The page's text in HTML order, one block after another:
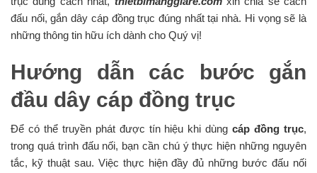
đấu nối, gắn dây cáp đồng trục đúng nhất tại nhà. Hi vọng sẽ là
những thông tin hữu ích dành cho Quý vị!
Hướng dẫn các bước gắn
đầu dây cáp đồng trục
Để có thể truyền phát được tín hiệu khi dùng cáp đồng trục,
trong quá trình đấu nối, bạn cần chú ý thực hiện những nguyên
tắc, kỹ thuật sau. Việc thực hiện đầy đủ những bước đấu nối